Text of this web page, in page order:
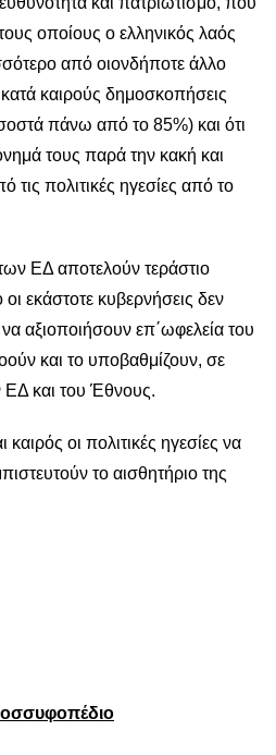
τους οποίους ο ελληνικός λαός
από οιονδήποτε άλλο
καιρούς δημοσκοπήσεις
πάνω από το 85%) και ότι
τους παρά την κακή και
τις πολιτικές ηγεσίες από το
τεράστιο
εκάστοτε κυβερνήσεις δεν
αξιοποιήσουν επ΄ωφελεία του
και το υποβαθμίζουν, σε
ΕΔ και του Έθνους.
πολιτικές ηγεσίες να
το αισθητήριο της